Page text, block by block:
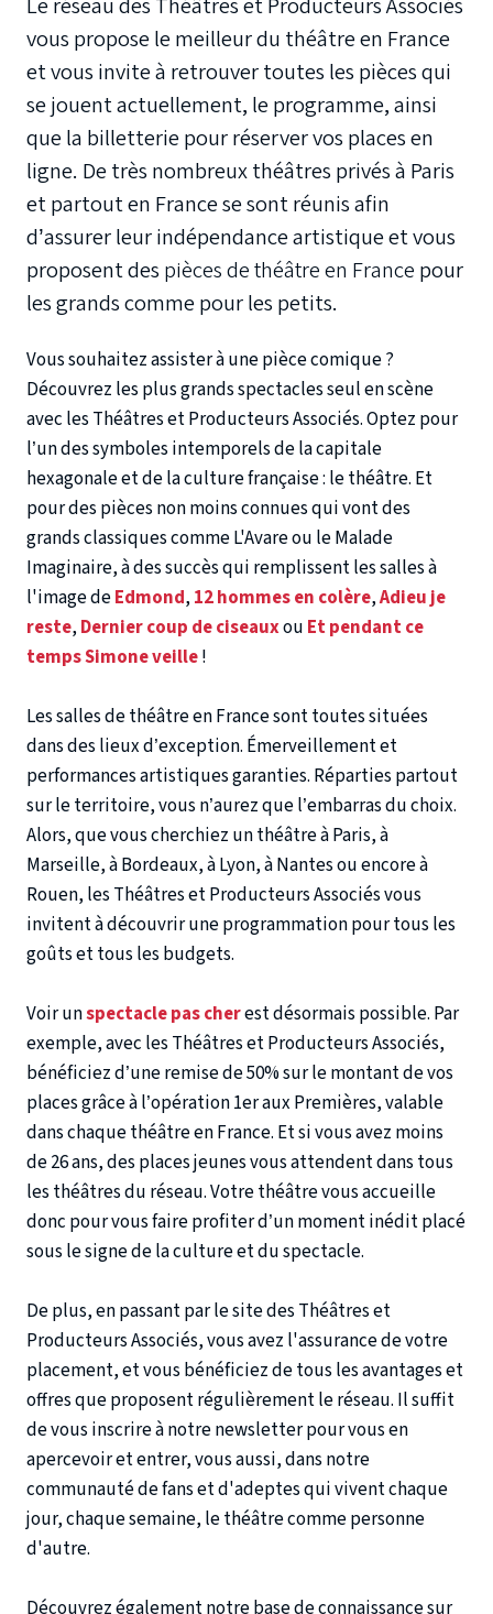
Le réseau des Théâtres et Producteurs Associés
vous propose le meilleur du théâtre en France
et vous invite à retrouver toutes les pièces qui
se jouent actuellement, le programme, ainsi
que la billetterie pour réserver vos places en
ligne. De très nombreux théâtres privés à Paris
et partout en France se sont réunis afin
d’assurer leur indépendance artistique et vous
proposent des pièces de théâtre en France pour
les grands comme pour les petits.
Vous souhaitez assister à unepièce comique?
Découvrez les plus grands spectacles seul en scène
avec les Théâtres et Producteurs Associés. Optez pour
l’un des symboles intemporels de la capitale
hexagonale et de la culture française : le théâtre. Et
pour des pièces non moins connues qui vont des
grands classiques comme L'Avare ou le Malade
Imaginaire, à des succès qui remplissent les salles à
l'image deEdmond, 12 hommes en colère,Adieu je
reste, Dernier coup de ciseauxou Et pendant ce
temps Simone veille!
Les salles de théâtre en France sont toutes situées
dans des lieux d’exception. Émerveillement et
performances artistiques garanties. Réparties partout
sur le territoire, vous n’aurez que l’embarras du choix.
Alors, que vous cherchiez unthéâtre à Paris, à
Marseille, à Bordeaux, à Lyon, à Nantes ou encore à
Rouen, les Théâtres et Producteurs Associés vous
invitent à découvrir une programmation pour tous les
goûts et tous les budgets.
Voir unspectacle pas cherest désormais possible. Par
exemple, avec les Théâtres et Producteurs Associés,
bénéficiez d’une remise de 50%sur le montant de vos
places grâce à l’opération 1er aux Premières, valable
dans chaque théâtre en France. Et si vous avez moins
de 26 ans, des places jeunes vous attendent dans tous
les théâtres du réseau. Votre théâtre vous accueille
donc pour vous faire profiter d’un moment inédit placé
sous le signe de la culture et du spectacle.
De plus, en passant par le site des Théâtres et
Producteurs Associés, vous avez l'assurance de votre
placement, et vous bénéficiez de tous les avantages et
offres que proposent régulièrement le réseau. Il suffit
de vous inscrire à notre newsletter pour vous en
apercevoir et entrer, vous aussi, dans notre
communauté de fans et d'adeptes qui vivent chaque
jour, chaque semaine, le théâtre comme personne
d'autre.
Découvrez également notre base de connaissance sur